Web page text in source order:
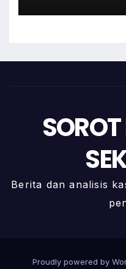
Berita dan analisis
Proudly powered by